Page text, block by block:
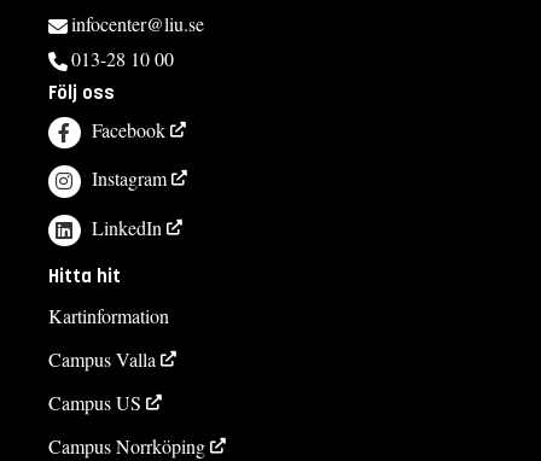
infocenter@liu.se
013-28 10 00
Följ oss
Facebook
Instagram
LinkedIn
Hitta hit
Kartinformation
Campus Valla
Campus US
Campus Norrköping